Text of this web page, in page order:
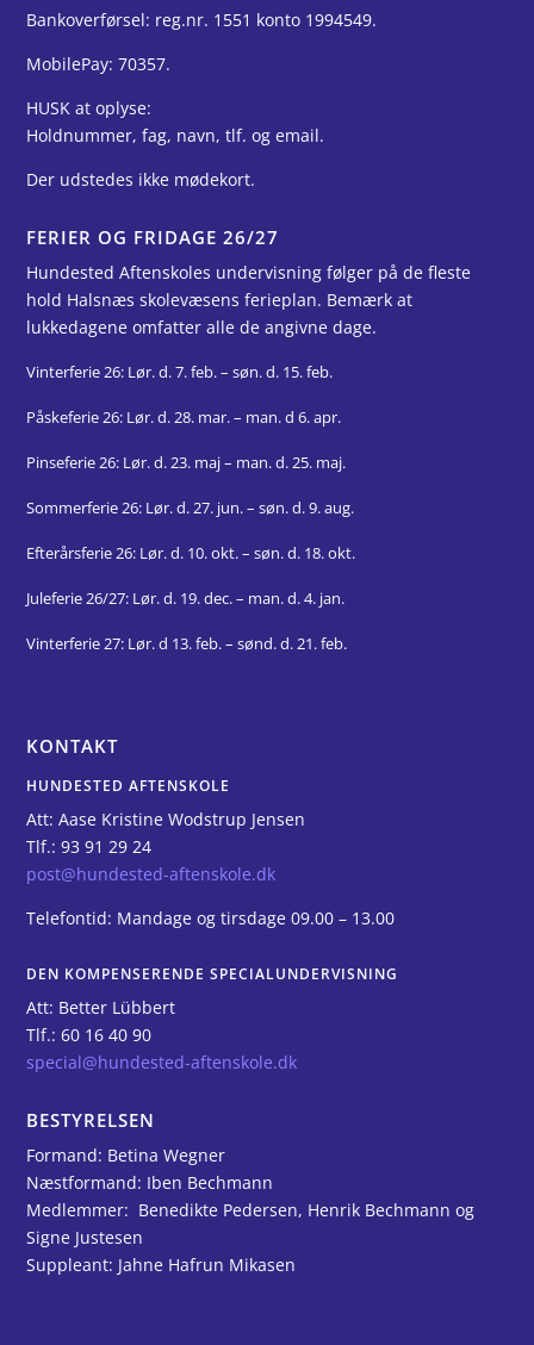
Bankoverførsel: reg.nr. 1551 konto 1994549.
MobilePay: 70357.
HUSK at oplyse:
Holdnummer, fag, navn, tlf. og email.
Der udstedes ikke mødekort.
FERIER OG FRIDAGE 26/27
Hundested Aftenskoles undervisning følger på de fleste
hold Halsnæs skolevæsens ferieplan. Bemærk at
lukkedagene omfatter alle de angivne dage.
Vinterferie 26: Lør. d. 7. feb. – søn. d. 15. feb.
Påskeferie 26: Lør. d. 28. mar.– man. d 6. apr.
Pinseferie 26: Lør. d. 23. maj – man. d. 25. maj.
Sommerferie 26: Lør. d.27. jun. – søn. d. 9. aug.
Efterårsferie 26: Lør. d. 10.okt.–søn. d. 18.okt.
Juleferie 26/27: Lør. d. 19. dec. – man. d. 4. jan.
Vinterferie 27: Lør. d 13. feb. – sønd. d. 21. feb.
KONTAKT
HUNDESTED AFTENSKOLE
Att: Aase Kristine Wodstrup Jensen
Tlf.: 93 91 29 24
post@hundested-aftenskole.dk
Telefontid: Mandage og tirsdage 09.00 – 13.00
DEN KOMPENSERENDE SPECIALUNDERVISNING
Att: Better Lübbert
Tlf.: 60 16 40 90
special@hundested-aftenskole.dk
BESTYRELSEN
Formand: Betina Wegner
Næstformand: Iben Bechmann
Medlemmer: Benedikte Pedersen, Henrik Bechmann og
Signe Justesen
Suppleant: Jahne Hafrun Mikasen